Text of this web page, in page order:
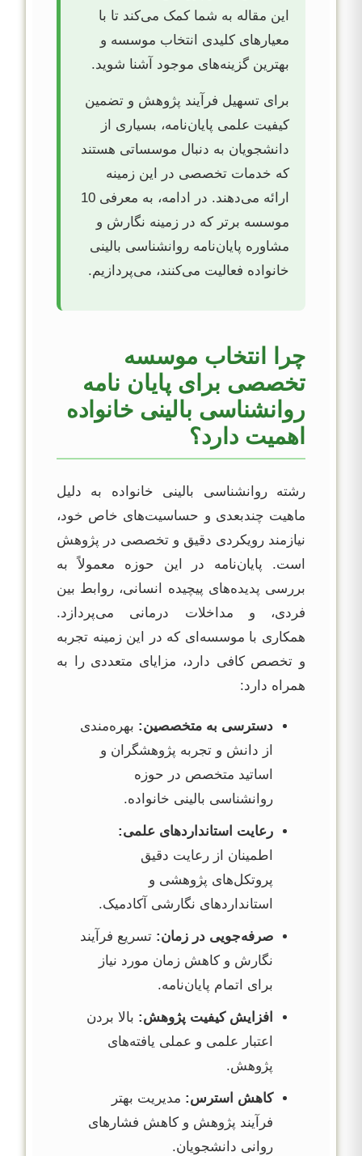
این مقاله به شما کمک می‌کند تا با
معیارهای کلیدی انتخاب موسسه و
بهترین گزینه‌های موجود آشنا شوید.
برای تسهیل فرآیند پژوهش و تضمین
کیفیت علمی پایان‌نامه، بسیاری از
دانشجویان به دنبال موسساتی هستند
که خدمات تخصصی در این زمینه
ارائه می‌دهند. در ادامه، به معرفی 10
موسسه برتر که در زمینه نگارش و
مشاوره پایان‌نامه روانشناسی بالینی
خانواده فعالیت می‌کنند، می‌پردازیم.
چرا انتخاب موسسه
تخصصی برای پایان نامه
روانشناسی بالینی خانواده
اهمیت دارد؟
رشته روانشناسی بالینی خانواده به دلیل
ماهیت چندبعدی و حساسیت‌های خاص خود،
نیازمند رویکردی دقیق و تخصصی در پژوهش
است. پایان‌نامه در این حوزه معمولاً به
بررسی پدیده‌های پیچیده انسانی، روابط بین
فردی، و مداخلات درمانی می‌پردازد.
همکاری با موسسه‌ای که در این زمینه تجربه
و تخصص کافی دارد، مزایای متعددی را به
همراه دارد:
دسترسی به متخصصین: بهره‌مندی
از دانش و تجربه پژوهشگران و
اساتید متخصص در حوزه
روانشناسی بالینی خانواده.
رعایت استانداردهای علمی:
اطمینان از رعایت دقیق
پروتکل‌های پژوهشی و
استانداردهای نگارشی آکادمیک.
صرفه‌جویی در زمان: تسریع فرآیند
نگارش و کاهش زمان مورد نیاز
برای اتمام پایان‌نامه.
افزایش کیفیت پژوهش: بالا بردن
اعتبار علمی و عملی یافته‌های
پژوهش.
کاهش استرس: مدیریت بهتر
فرآیند پژوهش و کاهش فشارهای
روانی دانشجویان.